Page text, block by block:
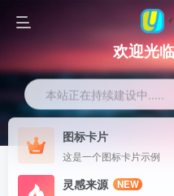
欢迎光
本站正在持续建设中.....
图标卡片
这是一个图标卡片示例
灵感来源
NEW